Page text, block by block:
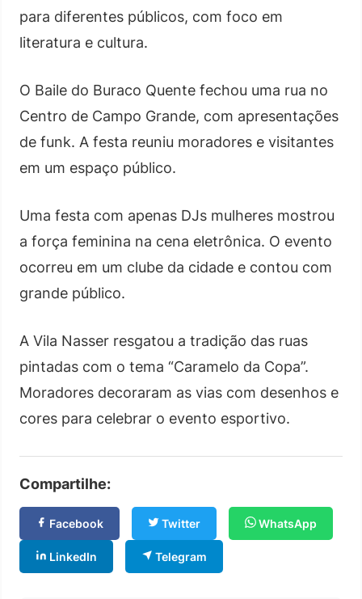
para diferentes públicos, com foco em
literatura e cultura.
O Baile do Buraco Quente fechou uma rua no
Centro de Campo Grande, com apresentações
de funk. A festa reuniu moradores e visitantes
em um espaço público.
Uma festa com apenas DJs mulheres mostrou
a força feminina na cena eletrônica. O evento
ocorreu em um clube da cidade e contou com
grande público.
A Vila Nasser resgatou a tradição das ruas
pintadas com o tema “Caramelo da Copa”.
Moradores decoraram as vias com desenhos e
cores para celebrar o evento esportivo.
Compartilhe:
Facebook Twitter WhatsApp
LinkedIn Telegram